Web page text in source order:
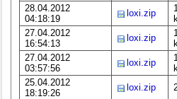
28.04.2012
04:18:19
loxi.zip
27.04.2012
16:54:13
loxi.zip
27.04.2012
03:57:56
loxi.zip
25.04.2012
18:19:26
loxi.zip